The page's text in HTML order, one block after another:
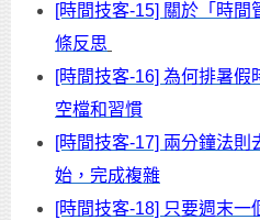
[時間技客-15] 關於「時間
條反思
[時間技客-16] 為何排暑假
空檔和習慣
[時間技客-17] 兩分鐘法則
始，完成複雜
[時間技客-18] 只要週末一